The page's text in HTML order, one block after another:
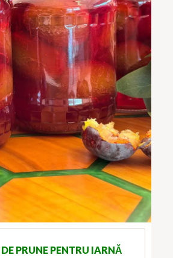
PRUNE PENTRU IARNĂ